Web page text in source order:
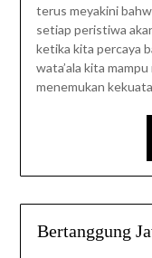
terus meyakini
setiap peristiwa
ketika kita percaya
wata’ala kita
menemukan
Bertanggung